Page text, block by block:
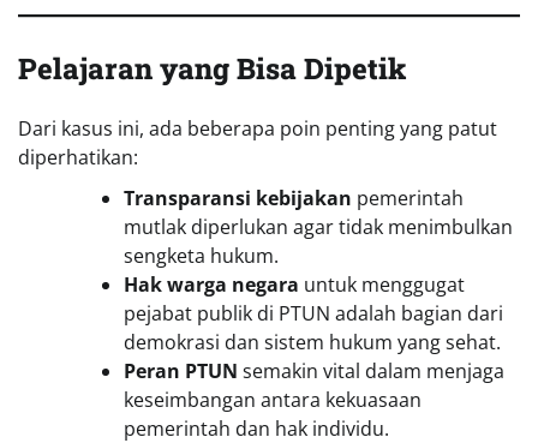
Pelajaran yang Bisa Dipetik
Dari kasus ini, ada beberapa poin penting yang patut
diperhatikan:
Transparansi kebijakan pemerintah
mutlak diperlukan agar tidak menimbulkan
sengketa hukum.
Hak warga negara untuk menggugat
pejabat publik di PTUN adalah bagian dari
demokrasi dan sistem hukum yang sehat.
Peran PTUN semakin vital dalam menjaga
keseimbangan antara kekuasaan
pemerintah dan hak individu.